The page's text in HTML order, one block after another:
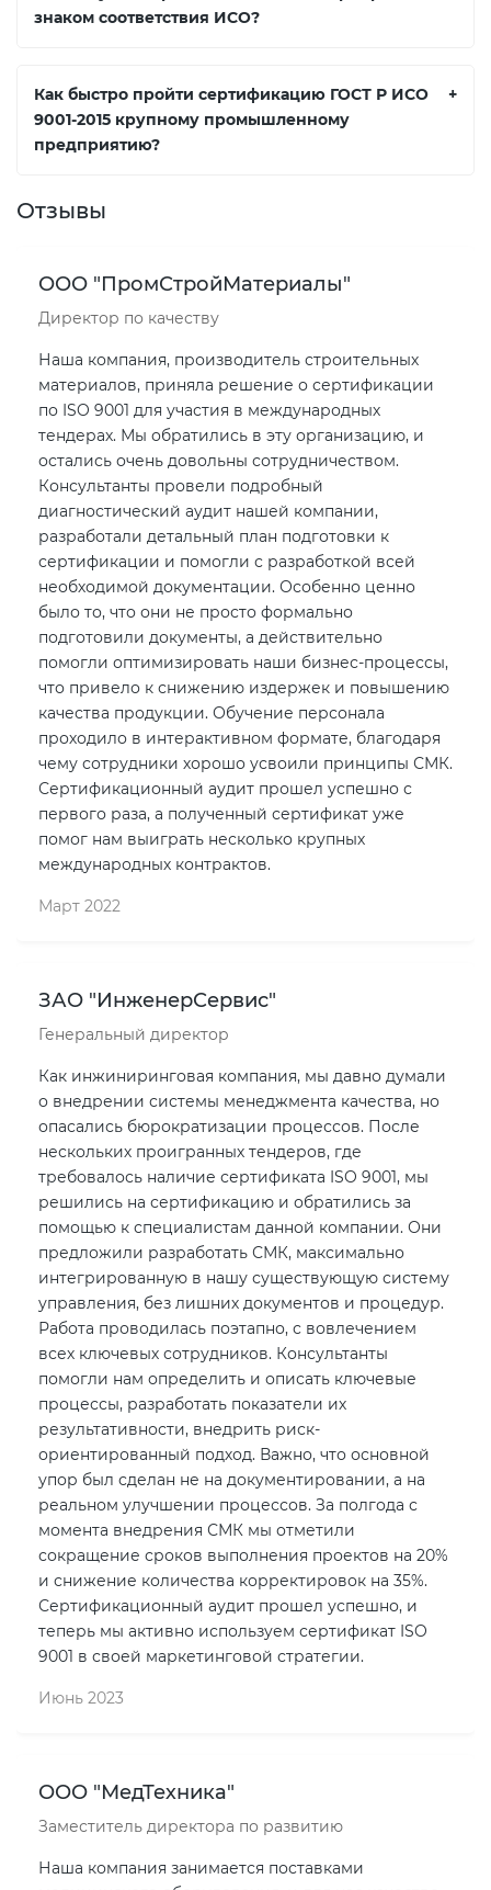
знаком соответствия ИСО?
Как быстро пройти сертификацию ГОСТ Р ИСО
9001-2015 крупному промышленному
предприятию?
+
Отзывы
ООО "ПромСтройМатериалы"
Директор по качеству
Наша компания, производитель строительных
материалов, приняла решение о сертификации
по ISO 9001 для участия в международных
тендерах. Мы обратились в эту организацию, и
остались очень довольны сотрудничеством.
Консультанты провели подробный
диагностический аудит нашей компании,
разработали детальный план подготовки к
сертификации и помогли с разработкой всей
необходимой документации. Особенно ценно
было то, что они не просто формально
подготовили документы, а действительно
помогли оптимизировать наши бизнес-процессы,
что привело к снижению издержек и повышению
качества продукции. Обучение персонала
проходило в интерактивном формате, благодаря
чему сотрудники хорошо усвоили принципы СМК.
Сертификационный аудит прошел успешно с
первого раза, а полученный сертификат уже
помог нам выиграть несколько крупных
международных контрактов.
Март 2022
ЗАО "ИнженерСервис"
Генеральный директор
Как инжиниринговая компания, мы давно думали
о внедрении системы менеджмента качества, но
опасались бюрократизации процессов. После
нескольких проигранных тендеров, где
требовалось наличие сертификата ISO 9001, мы
решились на сертификацию и обратились за
помощью к специалистам данной компании. Они
предложили разработать СМК, максимально
интегрированную в нашу существующую систему
управления, без лишних документов и процедур.
Работа проводилась поэтапно, с вовлечением
всех ключевых сотрудников. Консультанты
помогли нам определить и описать ключевые
процессы, разработать показатели их
результативности, внедрить риск-
ориентированный подход. Важно, что основной
упор был сделан не на документировании, а на
реальном улучшении процессов. За полгода с
момента внедрения СМК мы отметили
сокращение сроков выполнения проектов на 20%
и снижение количества корректировок на 35%.
Сертификационный аудит прошел успешно, и
теперь мы активно используем сертификат ISO
9001 в своей маркетинговой стратегии.
Июнь 2023
ООО "МедТехника"
Заместитель директора по развитию
Наша компания занимается поставками